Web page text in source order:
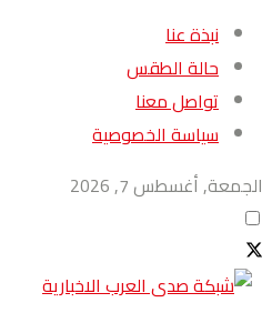
نبذة عنا
حالة الطقس
تواصل معنا
سياسة الخصوصية
الجمعة, أغسطس 7, 2026